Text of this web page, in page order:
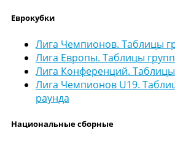
Еврокубки
Лига Чемпионов. Таблицы
Лига Европы. Таблицы
Лига Конференций.
Лига Чемпионов U19.
раунда
Национальные сборные